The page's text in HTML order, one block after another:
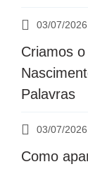
03/07/2026
Criamos
Palavras
03/07/2026
Como